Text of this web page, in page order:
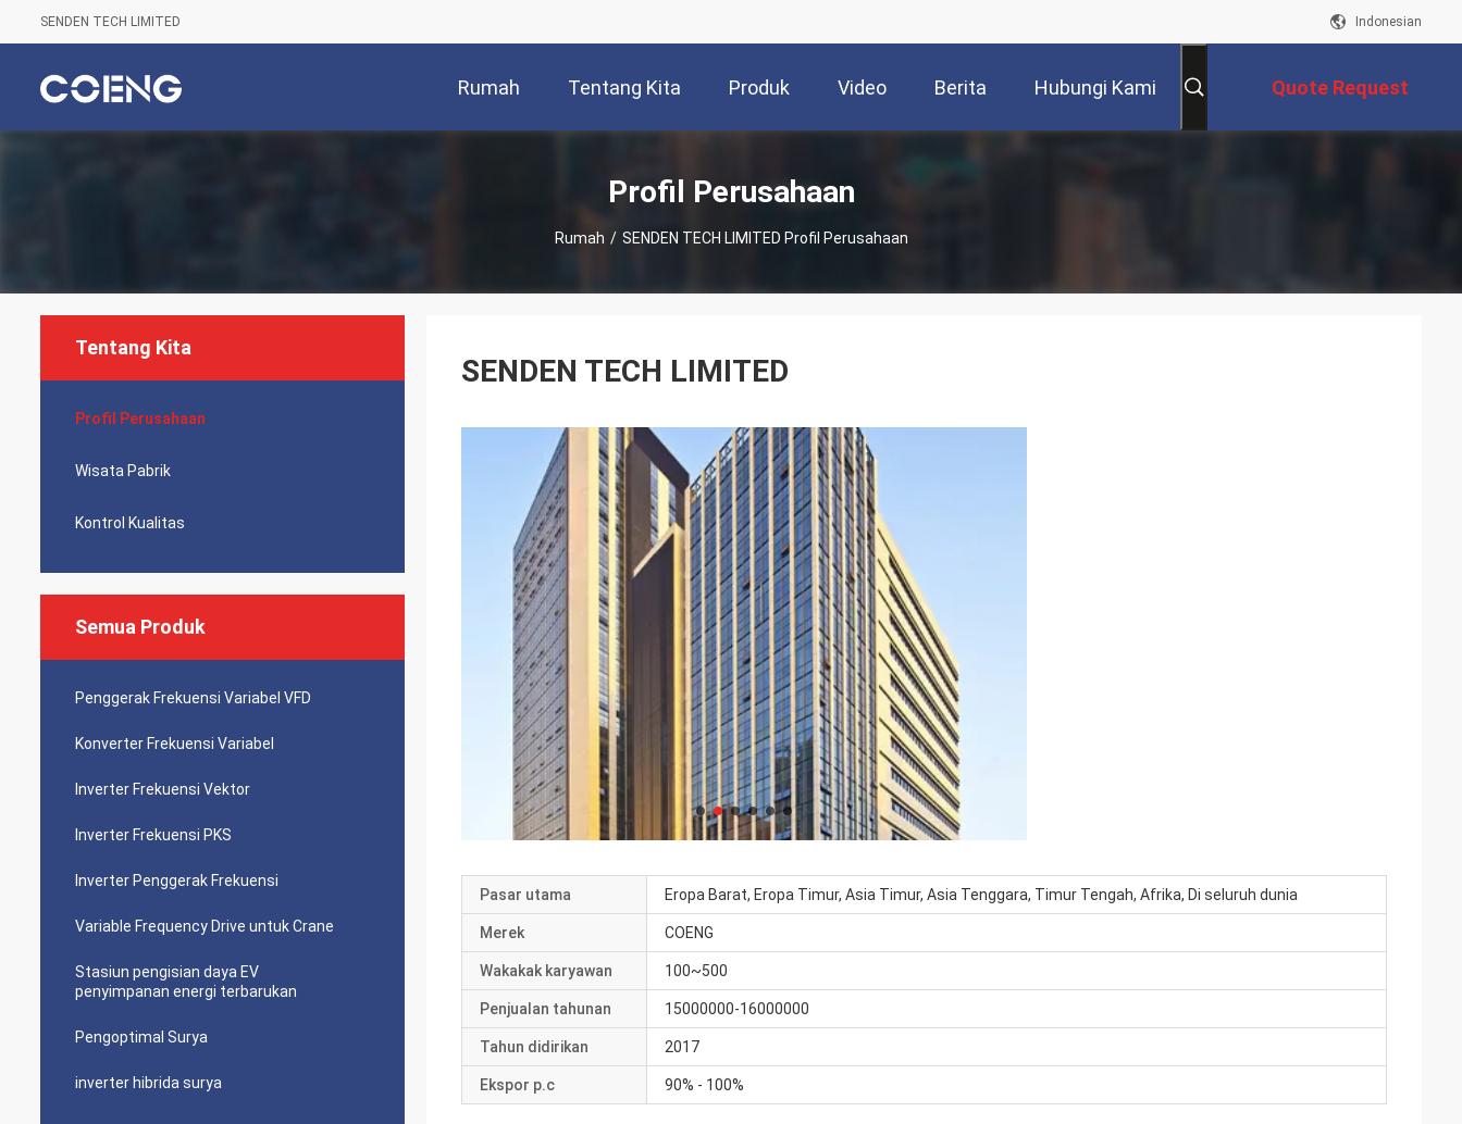
SENDEN TECH LIMITED Indonesian
Rumah Tentang Kita Produk Video Berita Hubungi Kami Quote Request
Profil Perusahaan
Rumah / SENDEN TECH LIMITED Profil Perusahaan
Tentang Kita
Profil Perusahaan
Wisata Pabrik
Kontrol Kualitas
Semua Produk
Penggerak Frekuensi Variabel VFD
Konverter Frekuensi Variabel
Inverter Frekuensi Vektor
Inverter Frekuensi PKS
Inverter Penggerak Frekuensi
Variable Frequency Drive untuk Crane
Stasiun pengisian daya EV
penyimpanan energi terbarukan
Pengoptimal Surya
inverter hibrida surya
SENDEN TECH LIMITED
Pasar utama Eropa Barat, Eropa Timur, Asia Timur, Asia Tenggara, Timur Tengah, Afrika, Di seluruh dunia
Merek COENG
Wakakak karyawan 100~500
Penjualan tahunan 15000000-16000000
Tahun didirikan 2017
Ekspor p.c 90% - 100%